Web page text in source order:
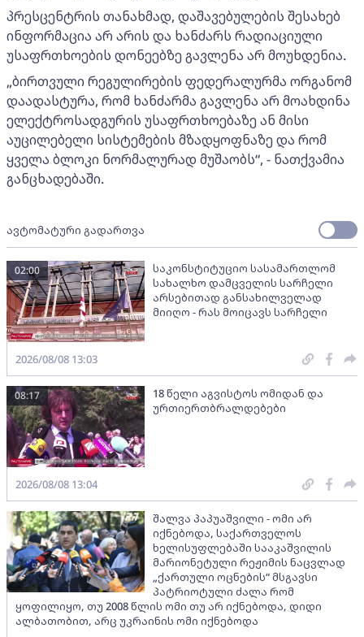
პრესცენტრის თანახმად, დაშავებულების შესახებ
ინფორმაცია არ არის და ხანძარს რადიაციული
უსაფრთხოების დონეებზე გავლენა არ მოუხდენია.
„ბირთვული რეგულირების ფედერალურმა ორგანომ
დაადასტურა, რომ ხანძარმა გავლენა არ მოახდინა
ელექტროსადგურის უსაფრთხოებაზე ან მისი
აუცილებელი სისტემების მზადყოფნაზე და რომ
ყველა ბლოკი ნორმალურად მუშაობს“, - ნათქვამია
განცხადებაში.
ავტომატური გადართვა
საკონსტიტუციო სასამართლომ
სახალხო დამცველის სარჩელი
არსებითად განსახილველად
მიიღო - რას მოიცავს სარჩელი
02:00
2026/08/08 13:03
18 წელი აგვისტოს ომიდან და
ურთიერთბრალდებები
08:17
2026/08/08 13:04
შალვა პაპუაშვილი - ომი არ
იქნებოდა, საქართველოს
ხელისუფლებაში სააკაშვილის
მარიონეტული რეჟიმის ნაცვლად
„ქართული ოცნების“ მსგავსი
პატრიოტული ძალა რომ
ყოფილიყო, თუ 2008 წლის ომი თუ არ იქნებოდა, დიდი
ალბათობით, არც უკრაინის ომი იქნებოდა